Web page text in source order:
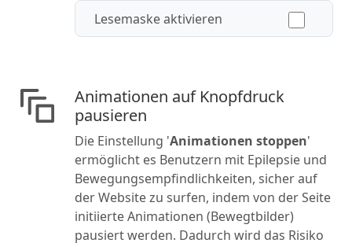
Lesemaske aktivieren
Animationen auf Knopfdruck
pausieren
Die Einstellung 'Animationen stoppen'
ermöglicht es Benutzern mit Epilepsie und
Bewegungsempfindlichkeiten, sicher auf
der Website zu surfen, indem von der Seite
initiierte Animationen (Bewegtbilder)
pausiert werden. Dadurch wird das Risiko